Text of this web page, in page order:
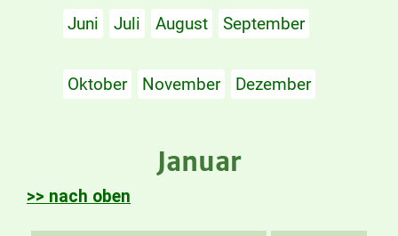
Juni Juli August September
Oktober November Dezember
Januar
>> nach oben